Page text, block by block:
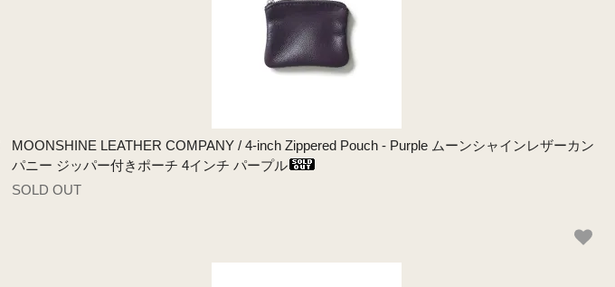
MOONSHINE LEATHER COMPANY / 4-inch Zippered Pouch - Purple ムーンシャインレザーカン
パニー ジッパー付きポーチ 4インチ パープル
SOLD OUT